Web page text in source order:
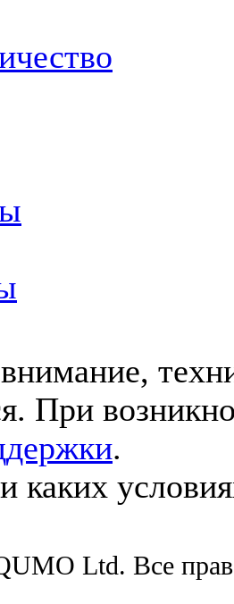
При
.
каких
Ltd. Все